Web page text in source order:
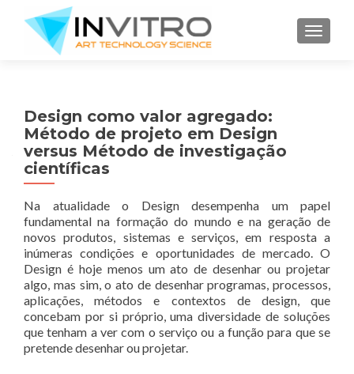
Design como valor agregado:
Método de projeto em Design
versus Método de investigação
científicas
Na atualidade o Design desempenha um papel
fundamental na formação do mundo e na geração de
novos produtos, sistemas e serviços, em resposta a
inúmeras condições e oportunidades de mercado. O
Design é hoje menos um ato de desenhar ou projetar
algo, mas sim, o ato de desenhar programas, processos,
aplicações, métodos e contextos de design, que
concebam por si próprio, uma diversidade de soluções
que tenham a ver com o serviço ou a função para que se
pretende desenhar ou projetar.